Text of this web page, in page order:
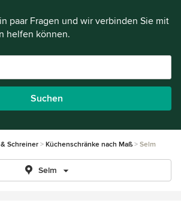
paar Fragen und wir verbinden Sie mit
helfen können.
Suchen
Schreiner Küchenschränke nach Maß Selm
Selm